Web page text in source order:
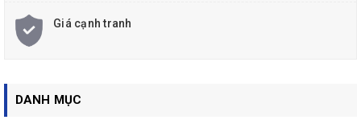
Giá cạnh tranh
DANH MỤC